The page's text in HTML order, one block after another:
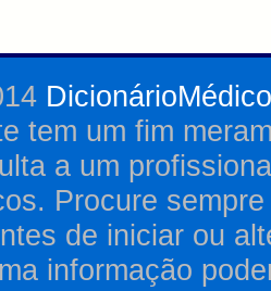
tem um fim
a um
Procure
de iniciar ou
informação